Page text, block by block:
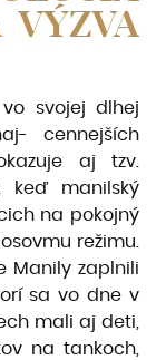
svojej dlhej
cennejších
aj tzv.
keď manilský
na pokojný
režimu.
Manily zaplnili
sa vo dne v
mali aj deti,
na tankoch,